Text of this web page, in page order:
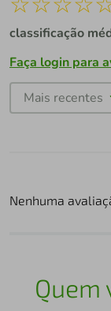
classificação
Faça login para
Mais recentes
Nenhuma
Quem